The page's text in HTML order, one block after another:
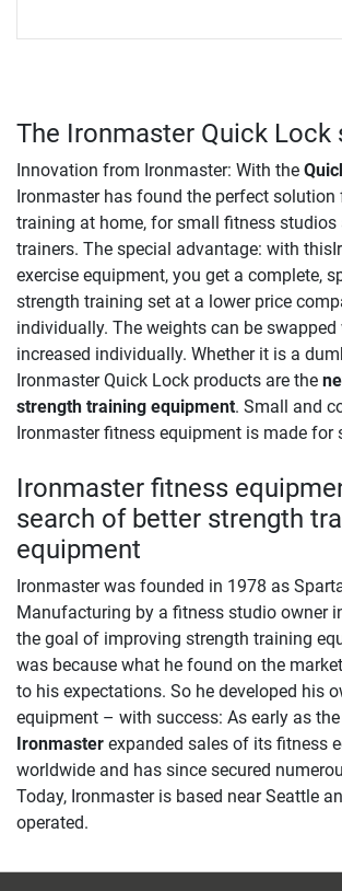
The Ironmaster Quick Lock
Innovation from Ironmaster: With the
Ironmaster has found the perfect solution
training at home, for small fitness studios
trainers. The special advantage: with
exercise equipment, you get a complete,
strength training set at a lower price
individually. The weights can be swapped
increased individually. Whether it is a
Ironmaster Quick Lock products are the
strength training equipment. Small and
Ironmaster fitness equipment is made for
Ironmaster fitness
search of better strength
equipment
Ironmaster was founded in 1978 as
Manufacturing by a fitness studio owner
the goal of improving strength training
was because what he found on the
to his expectations. So he developed his
equipment – with success: As early as
Ironmaster expanded sales of its fitness
worldwide and has since secured
Today, Ironmaster is based near Seattle
operated.